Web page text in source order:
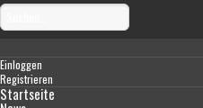
Einloggen
Registrieren
Startseite